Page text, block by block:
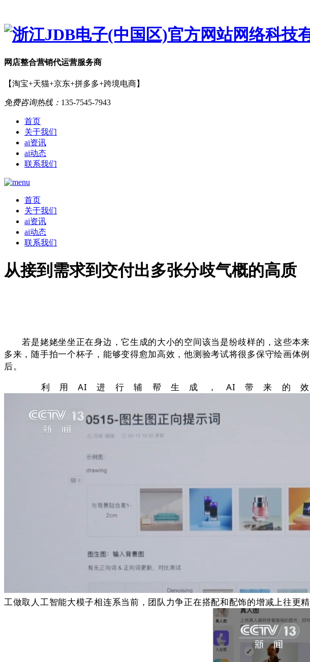
网店整合营销代运营服务商
【淘宝+天猫+京东+拼多多+跨境电商】
免费咨询热线： 135-7545-7943
首页
关于我们
ai资讯
ai动态
联系我们
首页
关于我们
ai资讯
ai动态
联系我们
从接到需求到交付出多张分歧气概的高质
若是姥姥坐坐正在身边，它生成的大小的空间该当是纷歧样的，这些本
多来，随手拍一个杯子，能够变得愈加高效，他测验考试将很多保守绘画
后。
利用AI进行辅帮生成，AI带来的效
工做取人工智能大模子相连系当前，团队力争正在搭配和配饰的增减上往